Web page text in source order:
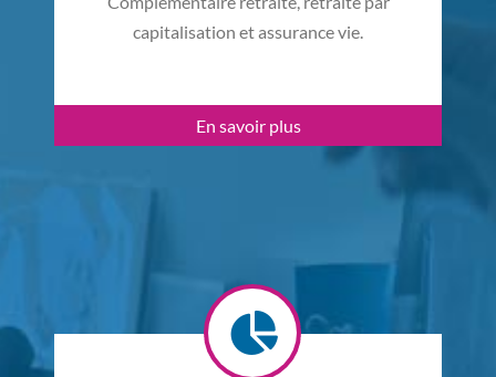
capitalisation et assurance vie.
En savoir plus